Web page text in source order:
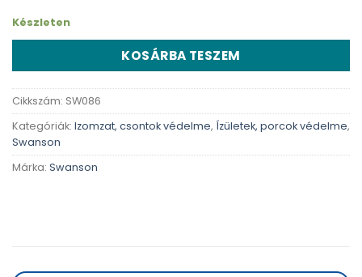
Készleten
KOSÁRBA TESZEM
Cikkszám: SW086
Kategóriák: Izomzat, csontok védelme, Ízületek, porcok védelme,
Swanson
Márka: Swanson